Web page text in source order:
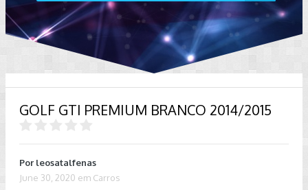
GOLF GTI PREMIUM BRANCO 2014/2015
Por leosatalfenas
June 30, 2020 em Carros